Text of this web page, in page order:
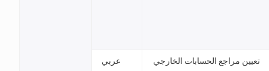
عربي تعيين مراجع الحسابات الخارجي